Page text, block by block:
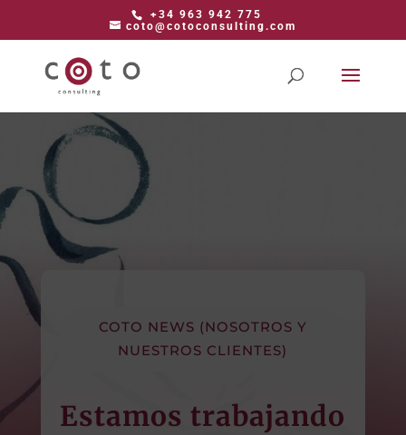
+34 963 942 775
coto@cotoconsulting.com
COTO NEWS (NOSOTROS Y
NUESTROS CLIENTES)
Estamos trabajando